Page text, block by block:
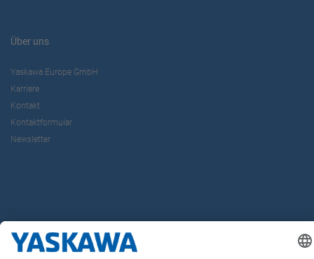
Über uns
Yaskawa Europe GmbH
Karriere
Kontakt
Kontaktformular
Newsletter